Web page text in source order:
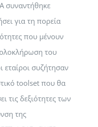
συναντήθηκε
για τη πορεία
που μένουν
του
εταίροι συζήτησαν
toolset που θα
τις δεξιότητες των
της